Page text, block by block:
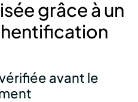
grâce à un
avant le